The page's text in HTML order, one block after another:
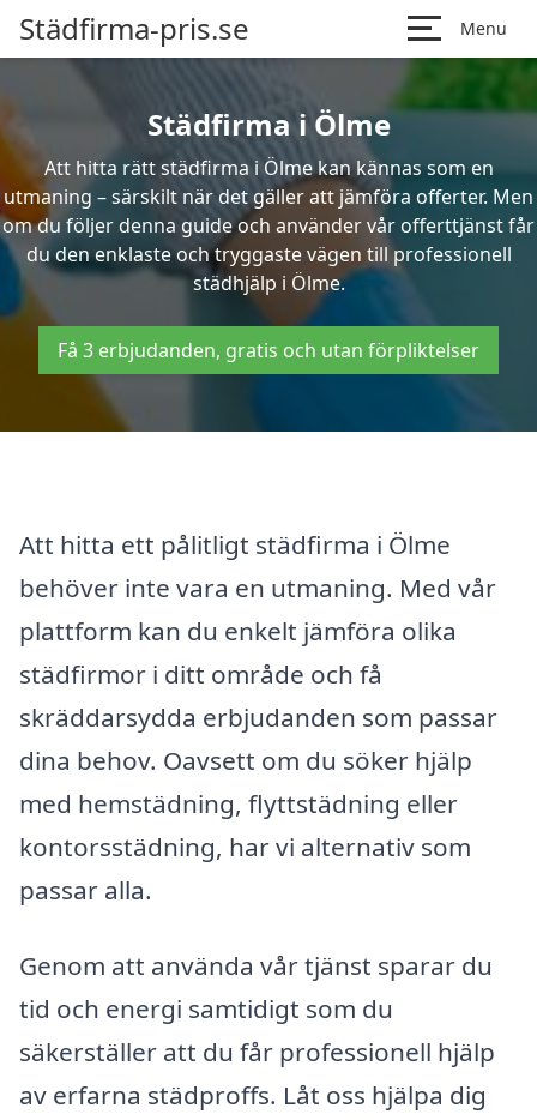
Städfirma-pris.se Menu
Städfirma i Ölme
Att hitta rätt städfirma i Ölme kan kännas som en
utmaning – särskilt när det gäller att jämföra offerter. Men
om du följer denna guide och använder vår offerttjänst får
du den enklaste och tryggaste vägen till professionell
städhjälp i Ölme.
Få 3 erbjudanden, gratis och utan förpliktelser
Att hitta ett pålitligt städfirma i Ölme
behöver inte vara en utmaning. Med vår
plattform kan du enkelt jämföra olika
städfirmor i ditt område och få
skräddarsydda erbjudanden som passar
dina behov. Oavsett om du söker hjälp
med hemstädning, flyttstädning eller
kontorsstädning, har vi alternativ som
passar alla.
Genom att använda vår tjänst sparar du
tid och energi samtidigt som du
säkerställer att du får professionell hjälp
av erfarna städproffs. Låt oss hjälpa dig